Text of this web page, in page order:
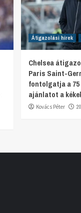
Átigazolási hírek
Chelsea
Paris Saint-
fontolgatja a
ajánlatot a
Kovács Péter